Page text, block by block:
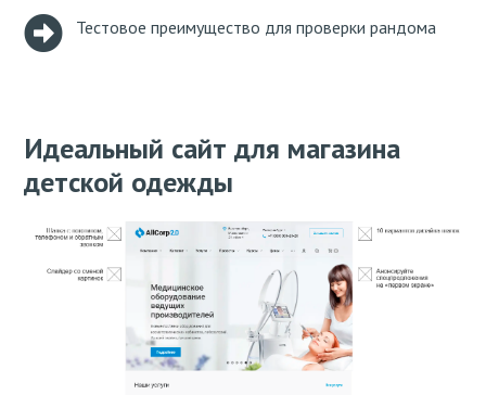
Тестовое преимущество для проверки рандома
Идеальный сайт для магазина
детской одежды